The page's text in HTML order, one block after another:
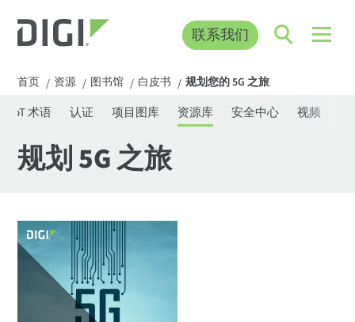
联系我们
首页 / 资源 / 图书馆 / 白皮书 / 规划您的 5G 之旅
IoT 术语 认证 项目图库 资源库 安全中心 视频
规划 5G 之旅